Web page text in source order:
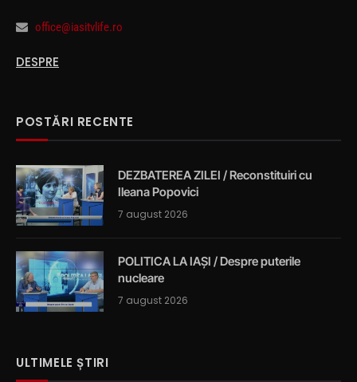
office@iasitvlife.ro
DESPRE
POSTĂRI RECENTE
DEZBATEREA ZILEI / Reconstituiri cu
Ileana Popovici
7 august 2026
POLITICA LA IAȘI / Despre puterile
nucleare
7 august 2026
ULTIMELE ȘTIRI